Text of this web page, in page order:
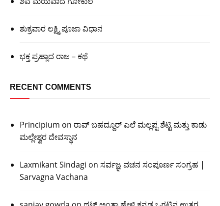
ಶುಕ್ರವಾರ ಲಕ್ಷ್ಮಿ ಪೂಜಾ ವಿಧಾನ
ಭಕ್ತ ಪ್ರಹ್ಲಾದ ರಾಜ – ಕಥೆ
RECENT COMMENTS
Principium on ರಾವ್ ಬಹದ್ದೂರ್ ಎಲೆ ಮಲ್ಲಪ್ಪ ಶೆಟ್ಟಿ ಮತ್ತು ಕಾಡು
ಮಲ್ಲೇಶ್ವರ ದೇವಸ್ಥಾನ
Laxmikant Sindagi on ಸರ್ವಜ್ಞ ವಚನ ಸಂಪೂರ್ಣ ಸಂಗ್ರಹ |
Sarvagna Vachana